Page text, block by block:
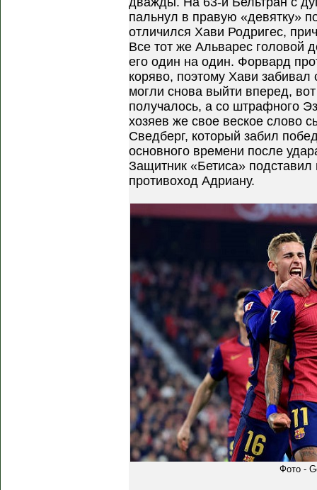
пальнул в правую «девятку»
отличился Хави Родригес,
Все тот же Альварес головой
его один на один. Форвард
коряво, поэтому Хави
могли снова выйти вперед,
получалось, а со штрафного
хозяев же свое веское слово
Сведберг, который забил
основного времени после
Защитник «Бетиса» подставил
противоход Адриану.
Фото -